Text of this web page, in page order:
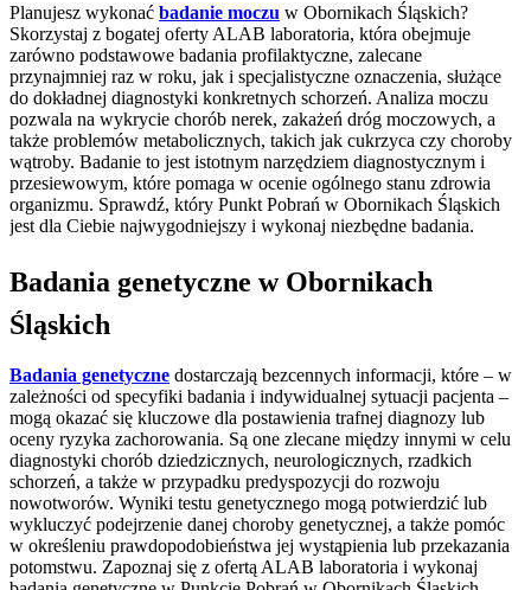
Planujesz wykonać badanie moczu w Obornikach Śląskich?
Skorzystaj z bogatej oferty ALAB laboratoria, która obejmuje
zarówno podstawowe badania profilaktyczne, zalecane
przynajmniej raz w roku, jak i specjalistyczne oznaczenia, służące
do dokładnej diagnostyki konkretnych schorzeń. Analiza moczu
pozwala na wykrycie chorób nerek, zakażeń dróg moczowych, a
także problemów metabolicznych, takich jak cukrzyca czy choroby
wątroby. Badanie to jest istotnym narzędziem diagnostycznym i
przesiewowym, które pomaga w ocenie ogólnego stanu zdrowia
organizmu. Sprawdź, który Punkt Pobrań w Obornikach Śląskich
jest dla Ciebie najwygodniejszy i wykonaj niezbędne badania.
Badania genetyczne w Obornikach
Śląskich
Badania genetyczne dostarczają bezcennych informacji, które – w
zależności od specyfiki badania i indywidualnej sytuacji pacjenta –
mogą okazać się kluczowe dla postawienia trafnej diagnozy lub
oceny ryzyka zachorowania. Są one zlecane między innymi w celu
diagnostyki chorób dziedzicznych, neurologicznych, rzadkich
schorzeń, a także w przypadku predyspozycji do rozwoju
nowotworów. Wyniki testu genetycznego mogą potwierdzić lub
wykluczyć podejrzenie danej choroby genetycznej, a także pomóc
w określeniu prawdopodobieństwa jej wystąpienia lub przekazania
potomstwu. Zapoznaj się z ofertą ALAB laboratoria i wykonaj